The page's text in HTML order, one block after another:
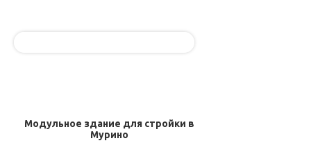
Модульное здание для стройки в
Мурино